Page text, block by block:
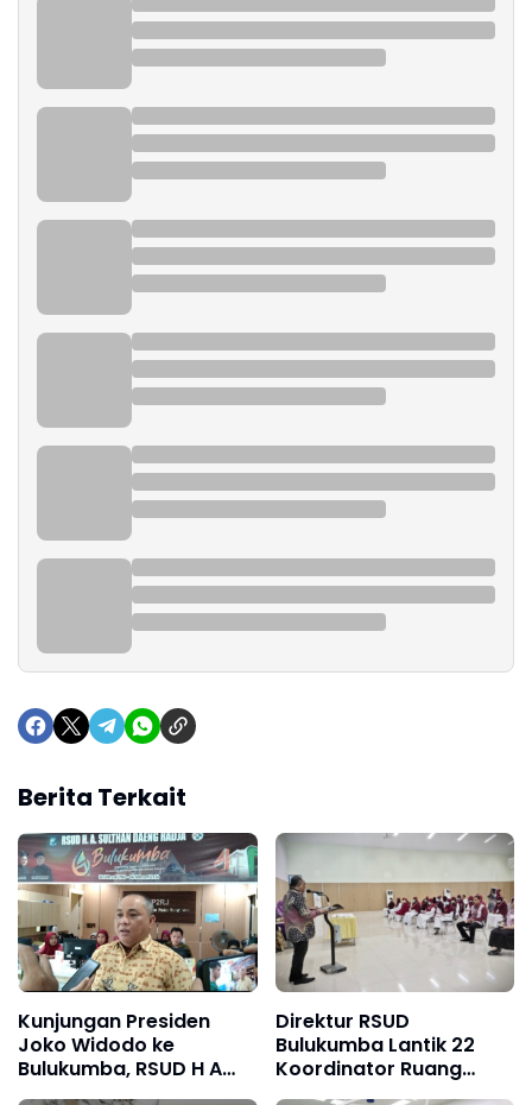
Berita Terkait
Kunjungan Presiden
Joko Widodo ke
Bulukumba, RSUD H A
Sulthan Dg Radja
Direktur RSUD
Bulukumba Lantik 22
Koordinator Ruang
Keperawatan